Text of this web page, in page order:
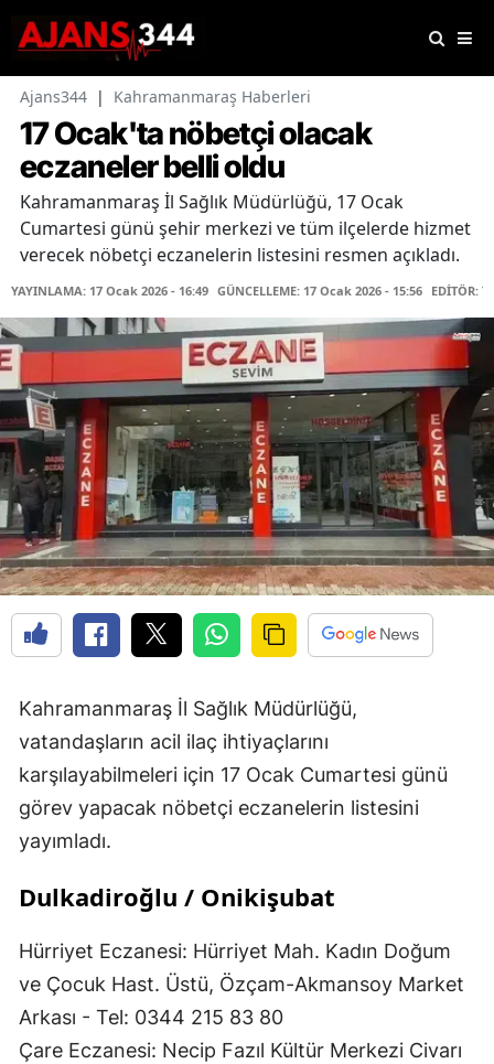
Ajans344 | Kahramanmaraş Haberleri
17 Ocak'ta nöbetçi olacak
eczaneler belli oldu
Kahramanmaraş İl Sağlık Müdürlüğü, 17 Ocak
Cumartesi günü şehir merkezi ve tüm ilçelerde hizmet
verecek nöbetçi eczanelerin listesini resmen açıkladı.
YAYINLAMA: 17 Ocak 2026 - 16:49 GÜNCELLEME: 17 Ocak 2026 - 15:56 EDİTÖR:
Kahramanmaraş İl Sağlık Müdürlüğü,
vatandaşların acil ilaç ihtiyaçlarını
karşılayabilmeleri için 17 Ocak Cumartesi günü
görev yapacak nöbetçi eczanelerin listesini
yayımladı.
Dulkadiroğlu / Onikişubat
Hürriyet Eczanesi: Hürriyet Mah. Kadın Doğum
ve Çocuk Hast. Üstü, Özçam-Akmansoy Market
Arkası - Tel: 0344 215 83 80
Çare Eczanesi: Necip Fazıl Kültür Merkezi Civarı